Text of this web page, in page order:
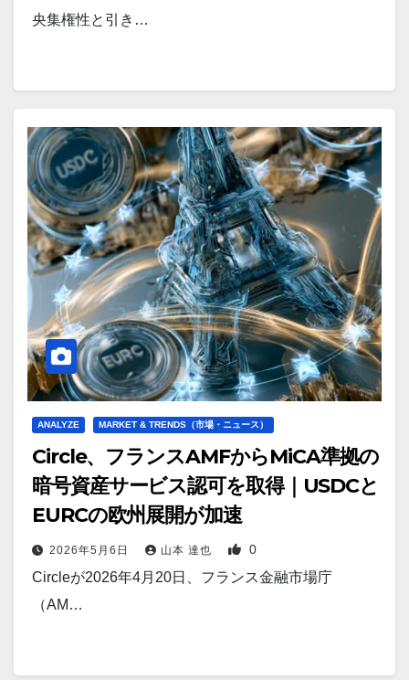
央集権性と引き…
ANALYZE MARKET & TRENDS（市場・ニュース）
Circle、フランスAMFからMiCA準拠の
暗号資産サービス認可を取得｜USDCと
EURCの欧州展開が加速
2026年5月6日 山本 達也 0
Circleが2026年4月20日、フランス金融市場庁
（AM…